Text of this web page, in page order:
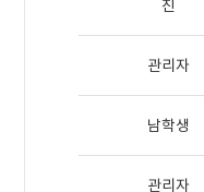
진
관리자
남학생
관리자